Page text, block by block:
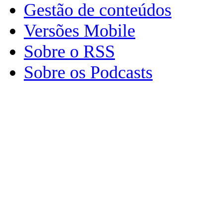
Gestão de conteúdos
Versões Mobile
Sobre o RSS
Sobre os Podcasts